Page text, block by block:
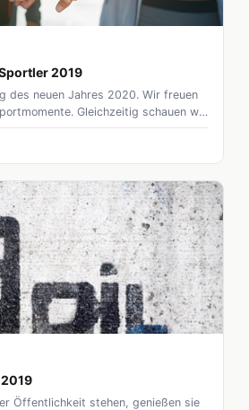
2019
des neuen Jahres 2020. Wir freuen
Gleichzeitig schauen wir
Jahr mit vielen schönen und
im Sport. Hier haben wir euch
des vergangenen Jahrs 2019:
Öffentlichkeit stehen, genießen sie